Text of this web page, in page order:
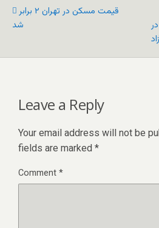
قیمت مسکن در تهران ۲ برابر
Leave a Reply
Your email address will not be
fields are marked *
Comment*